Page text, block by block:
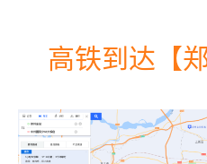
高铁到达【